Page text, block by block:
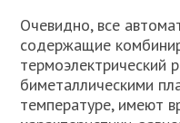
Очевидно, все
содержащие
термоэлектрический
биметаллическими
температуре, имеют